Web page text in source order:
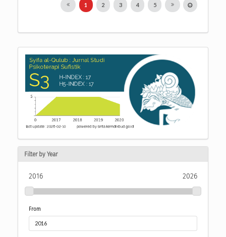
1 2 3 4 5
Filter by Year
2016 2026
From